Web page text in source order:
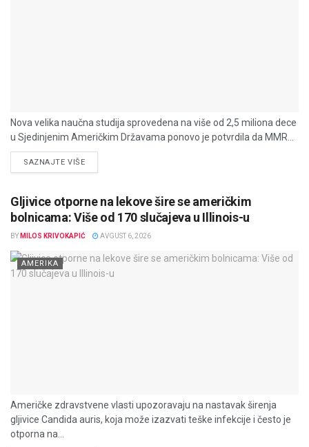
Nova velika naučna studija sprovedena na više od 2,5 miliona dece
u Sjedinjenim Američkim Državama ponovo je potvrdila da MMR...
SAZNAJTE VIŠEDETAILS
Gljivice otporne na lekove šire se američkim
bolnicama: Više od 170 slučajeva u Illinois-u
BY MILOS KRIVOKAPIĆ AVGUST 6, 2026
AMERIKA
Američke zdravstvene vlasti upozoravaju na nastavak širenja
gljivice Candida auris, koja može izazvati teške infekcije i često je
otporna na...